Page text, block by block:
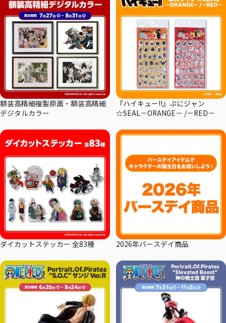
額装高精細複製原画・額装高精細
デジタルカラー
『ハイキュー!!』ぷにジャン
☆SEAL－ORANGE－ /－RED－
ダイカットステッカー 全83種 2026年バースデイ商品